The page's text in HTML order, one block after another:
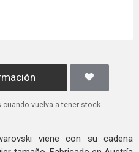
cuando vuelva a tener stock
viene con su cadena